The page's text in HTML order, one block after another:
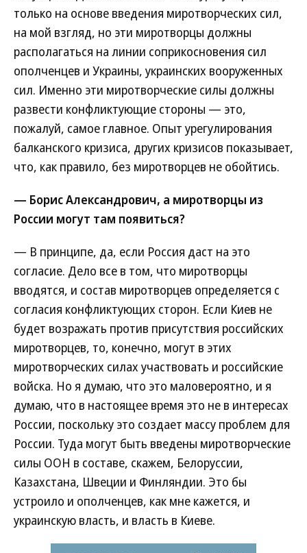
только на основе введения миротворческих сил,
на мой взгляд, но эти миротворцы должны
располагаться на линии соприкосновения сил
ополченцев и Украины, украинских вооруженных
сил. Именно эти миротворческие силы должны
развести конфликтующие стороны — это,
пожалуй, самое главное. Опыт урегулирования
балканского кризиса, других кризисов показывает,
что, как правило, без миротворцев не обойтись.
— Борис Александрович, а миротворцы из
России могут там появиться?
— В принципе, да, если Россия даст на это
согласие. Дело все в том, что миротворцы
вводятся, и состав миротворцев определяется с
согласия конфликтующих сторон. Если Киев не
будет возражать против присутствия российских
миротворцев, то, конечно, могут в этих
миротворческих силах участвовать и российские
войска. Но я думаю, что это маловероятно, и я
думаю, что в настоящее время это не в интересах
России, поскольку это создает массу проблем для
России. Туда могут быть введены миротворческие
силы ООН в составе, скажем, Белоруссии,
Казахстана, Швеции и Финляндии. Это бы
устроило и ополченцев, как мне кажется, и
украинскую власть, и власть в Киеве.